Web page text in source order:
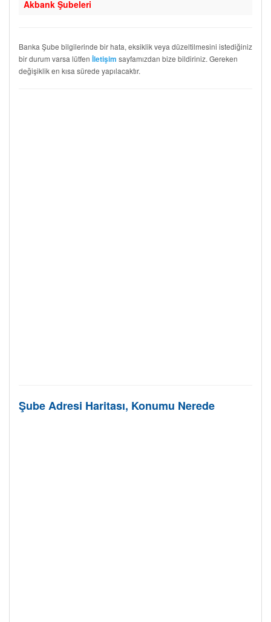
Akbank Şubeleri
Banka Şube bilgilerinde bir hata, eksiklik veya düzeltilmesini istediğiniz
bir durum varsa lütfen İletişim sayfamızdan bize bildiriniz. Gereken
değişiklik en kısa sürede yapılacaktır.
Şube Adresi Haritası, Konumu Nerede